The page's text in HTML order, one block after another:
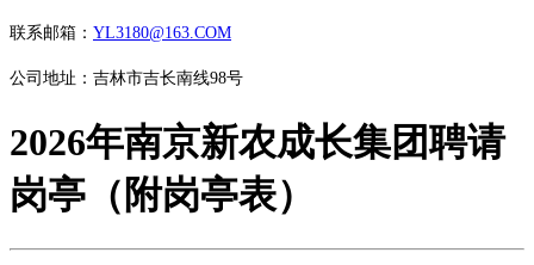
联系邮箱： YL3180@163.COM
公司地址：吉林市吉长南线98号
2026年南京新农成长集团聘请
岗亭（附岗亭表）